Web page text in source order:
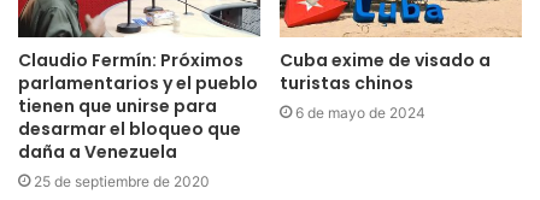
Claudio Fermín: Próximos
parlamentarios y el pueblo
tienen que unirse para
desarmar el bloqueo que
daña a Venezuela
25 de septiembre de 2020
Cuba exime de visado a
turistas chinos
6 de mayo de 2024